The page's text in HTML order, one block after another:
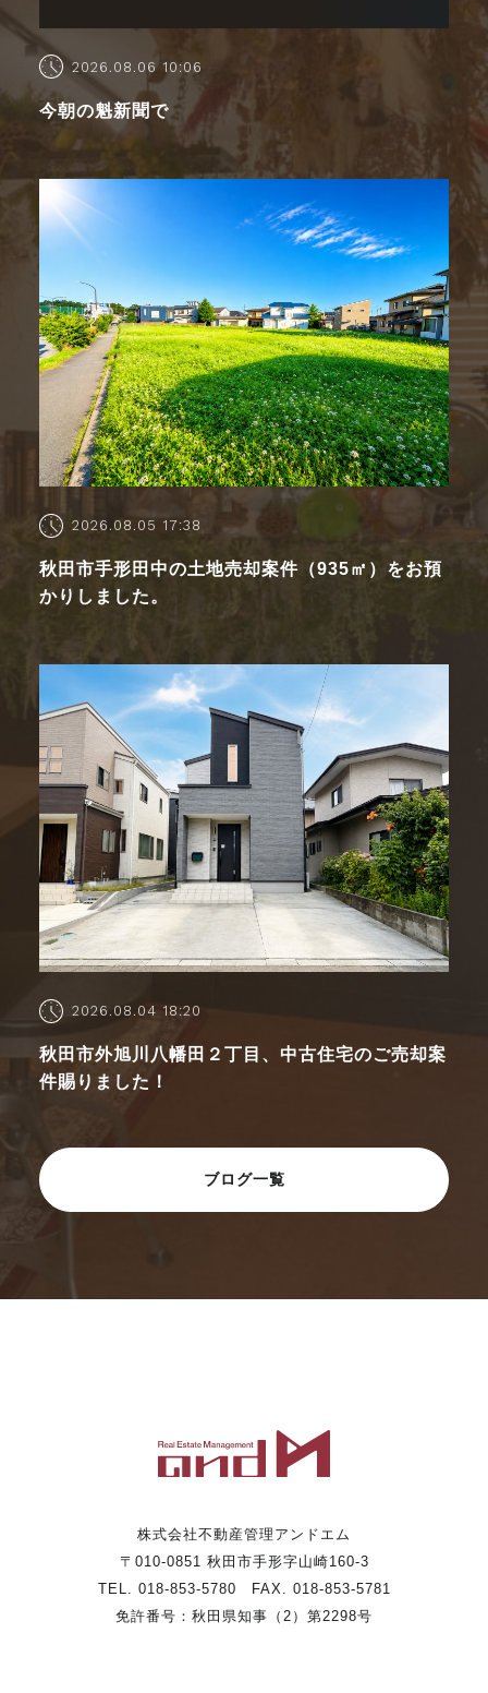
2026.08.06 10:06
今朝の魁新聞で
2026.08.05 17:38
秋田市手形田中の土地売却案件（935㎡）をお預
かりしました。
2026.08.04 18:20
秋田市外旭川八幡田２丁目、中古住宅のご売却案
件賜りました！
ブログ一覧
株式会社不動産管理アンドエム
〒010-0851 秋田市手形字山崎160-3
TEL. 018-853-5780 FAX. 018-853-5781
免許番号：秋田県知事（2）第2298号